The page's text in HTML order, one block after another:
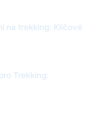
na trekking: Klíčové
Trekking: